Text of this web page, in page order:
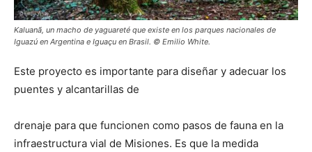
Kaluanã, un macho de yaguareté que existe en los parques nacionales de
Iguazú en Argentina e Iguaçu en Brasil. © Emilio White.
Este proyecto es importante para diseñar y adecuar los
puentes y alcantarillas de
drenaje para que funcionen como pasos de fauna en la
infraestructura vial de Misiones. Es que la medida